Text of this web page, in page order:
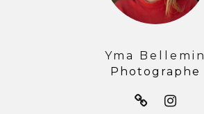
Yma Bellemin
Photographe